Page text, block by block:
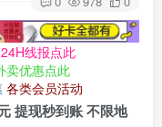
24H线报点此
卖优惠点此
各类会员活动
提现秒到账 不限地